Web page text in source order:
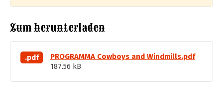
Zum herunterladen
.pdf
PROGRAMMA Cowboys and Windmills.pdf
187.56 kB